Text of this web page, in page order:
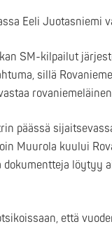
Eeli Juotasniemi
SM-kilpailut
sillä
päässä
Muurola kuului
löytyy
että